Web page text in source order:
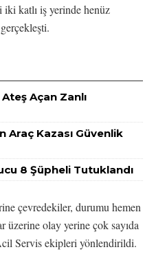
iki katlı iş yerinde henüz
Açan Zanlı
Araç Kazası Güvenlik
8 Şüpheli Tutuklandı
çevredekiler, durumu hemen
olay yerine çok sayıda
Servis ekipleri yönlendirildi.